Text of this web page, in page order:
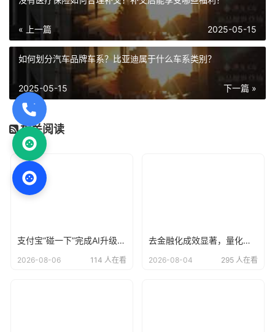
« 上一篇 2025-05-15
如何划分汽车品牌车系？比亚迪属于什么车系类别？
下一篇 »
2025-05-15
相关阅读
支付宝“碰一下”完成AI升级，用户已达4亿
2026-08-06 114 人在看
去金融化成效显著，量化派羊小咩告别野蛮生长？
2026-08-04 295 人在看